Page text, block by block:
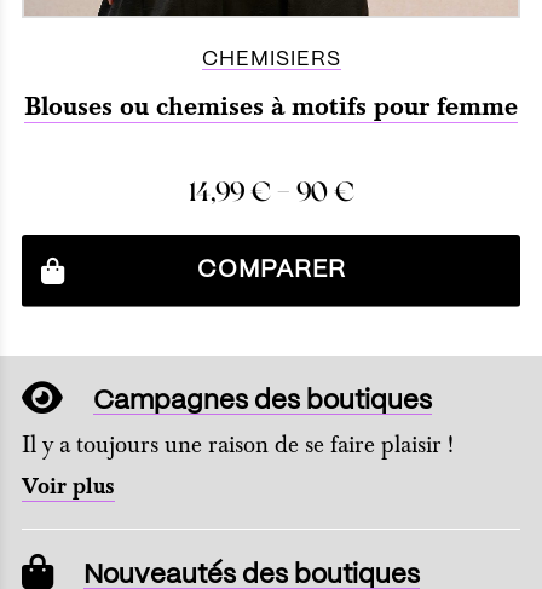
CHEMISIERS
Blouses ou chemises à motifs pour femme
14,99€– 90€
COMPARER
Campagnes des boutiques
Il y a toujours une raison de se faire plaisir !
Voir plus
Nouveautés des boutiques